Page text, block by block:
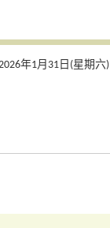
年1月31日(星期六)